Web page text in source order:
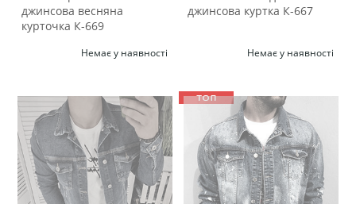
джинсова весняна
курточка К-669
Немає у наявності
джинсова куртка К-667
Немає у наявності